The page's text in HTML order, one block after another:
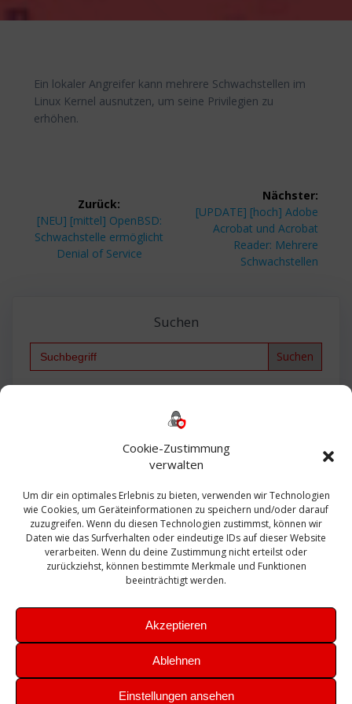
Cookie-Zustimmung
verwalten
Um dir ein optimales Erlebnis zu bieten, verwenden wir Technologien
wie Cookies, um Geräteinformationen zu speichern und/oder darauf
zuzugreifen. Wenn du diesen Technologien zustimmst, können wir
Daten wie das Surfverhalten oder eindeutige IDs auf dieser Website
verarbeiten. Wenn du deine Zustimmung nicht erteilst oder
zurückziehst, können bestimmte Merkmale und Funktionen
beeinträchtigt werden.
Akzeptieren
Ablehnen
Einstellungen ansehen
Ein lokaler Angreifer kann mehrere Schwachstellen im
Linux Kernel ausnutzen, um seine Privilegien zu
erhöhen.
Zurück:
Vorheriger
Beitrag:
[NEU] [mittel] OpenBSD:
Schwachstelle ermöglicht
Denial of Service
Nächster:
Nächster
Beitrag:
[UPDATE] [hoch] Adobe
Acrobat und Acrobat
Reader: Mehrere
Schwachstellen
Suchen
Search
Bautagebuch
Exchange firewall Fritzbox
Microsoft
Sanierung SBS Security Server Sicherheit
Sicherung SIEM Sophos SSL Ubuntu
Update Upgrade UTM VCenter VCSA Veeam
VMWare VPN WAZUH Windows
Zertifikat